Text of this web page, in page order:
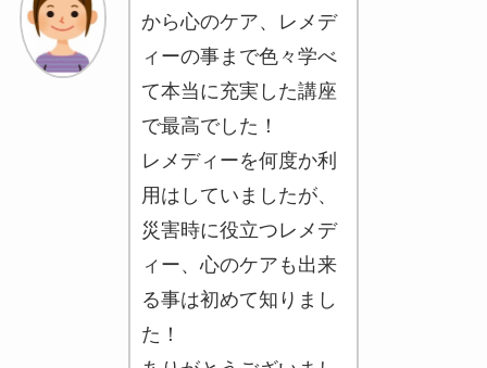
から心のケア、レメデ
ィーの事まで色々学べ
て本当に充実した講座
で最高でした！
レメディーを何度か利
用はしていましたが、
災害時に役立つレメデ
ィー、心のケアも出来
る事は初めて知りまし
た！